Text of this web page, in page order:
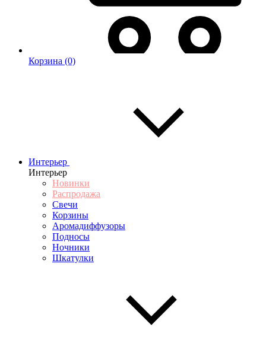
Корзина (0)
Интерьер
Интерьер
Новинки
Распродажа
Свечи
Корзины
Аромадиффузоры
Подносы
Ночники
Шкатулки